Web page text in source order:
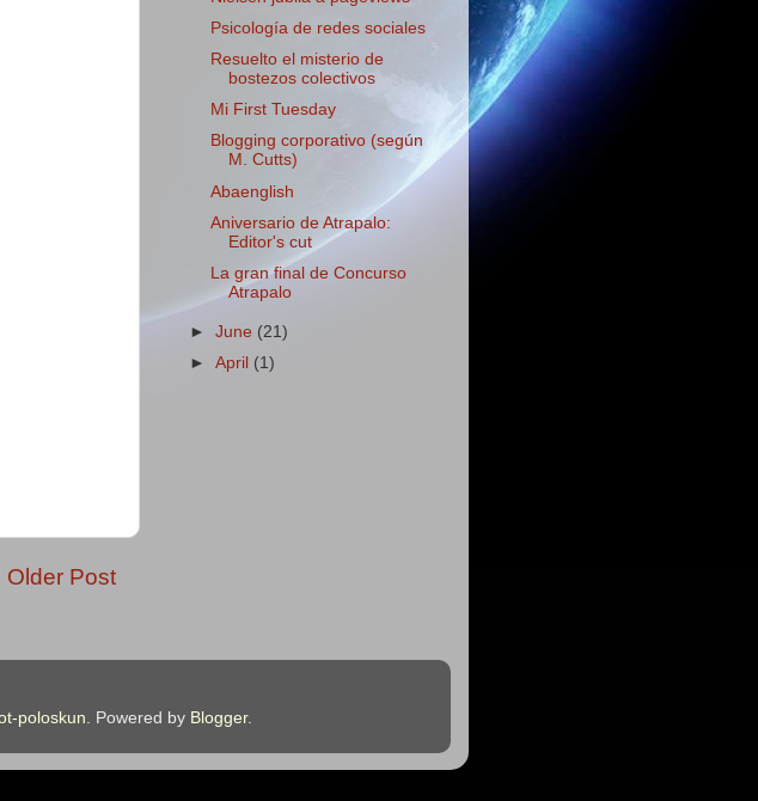
Older Post
Psicología de redes sociales
Resuelto el misterio de
bostezos colectivos
Mi First Tuesday
Blogging corporativo (según
M. Cutts)
Abaenglish
Aniversario de Atrapalo:
Editor's cut
La gran final de Concurso
Atrapalo
►June (21)
►April (1)
poloskun. Powered by Blogger.